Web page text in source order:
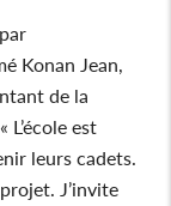
Konan Jean,
de la
L’école est
leurs cadets.
J’invite